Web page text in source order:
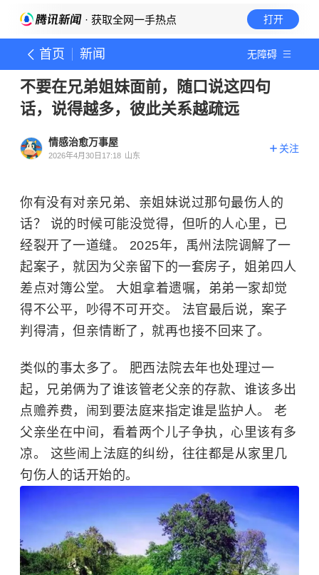
· 获取全网一手热点 打开
首页 新闻 无障碍
不要在兄弟姐妹面前，随口说这四句
话，说得越多，彼此关系越疏远
情感治愈万事屋
2026年4月30日17:18 山东
关注
你有没有对亲兄弟、亲姐妹说过那句最伤人的
话？ 说的时候可能没觉得，但听的人心里，已
经裂开了一道缝。 2025年，禹州法院调解了一
起案子，就因为父亲留下的一套房子，姐弟四人
差点对簿公堂。 大姐拿着遗嘱，弟弟一家却觉
得不公平，吵得不可开交。 法官最后说，案子
判得清，但亲情断了，就再也接不回来了。
类似的事太多了。 肥西法院去年也处理过一
起，兄弟俩为了谁该管老父亲的存款、谁该多出
点赡养费，闹到要法庭来指定谁是监护人。 老
父亲坐在中间，看着两个儿子争执，心里该有多
凉。 这些闹上法庭的纠纷，往往都是从家里几
句伤人的话开始的。